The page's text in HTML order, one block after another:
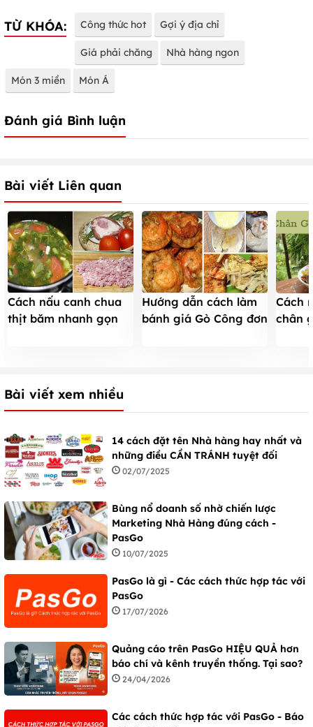
TỪ KHÓA: Công thức hot Gợi ý địa chỉ
Giá phải chăng Nhà hàng ngon
Món 3 miền Món Á
Đánh giá Bình luận
Bài viết Liên quan
Cách nấu canh chua
thịt băm nhanh gọn
Hướng dẫn cách làm
bánh giá Gò Công đơn
Cách
chân
Bài viết xem nhiều
14 cách đặt tên Nhà hàng hay nhất và
những điều CẦN TRÁNH tuyệt đối
02/07/2025
Bùng nổ doanh số nhờ chiến lược
Marketing Nhà Hàng đúng cách -
PasGo
10/07/2025
PasGo là gì - Các cách thức hợp tác với
PasGo
17/07/2026
Quảng cáo trên PasGo HIỆU QUẢ hơn
báo chí và kênh truyền thống. Tại sao?
24/04/2026
Các cách thức hợp tác với PasGo - Báo